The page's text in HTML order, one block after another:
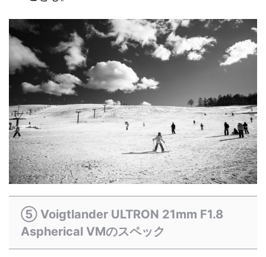
⑤ Voigtlander ULTRON 21mm F1.8
Aspherical VMのスペック